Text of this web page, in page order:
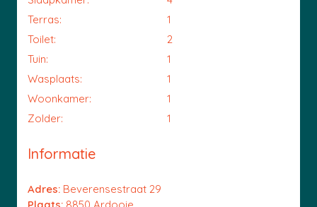
Terras:
1
Toilet:
2
Tuin:
1
Wasplaats:
1
Woonkamer:
1
Zolder:
1
Informatie
Adres: Beverensestraat 29